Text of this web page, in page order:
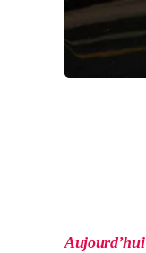
Aujourd’hui